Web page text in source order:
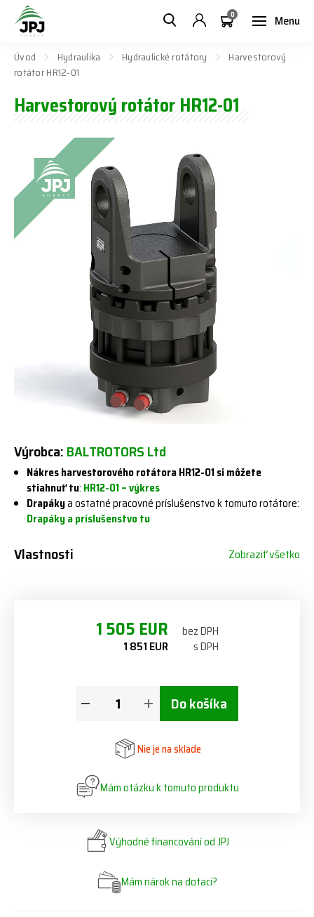
Menu
0
Úvod Hydraulika Hydraulické rotátory
Harvestorový
rotátor HR12-01
Harvestorový rotátor HR12-01
Výrobca:BALTROTORS Ltd
Nákres harvestorového rotátora HR12-01 si môžete
stiahnuť tu: HR12-01 – výkres
Drapákya ostatné pracovné príslušenstvo k tomuto rotátore:
Drapáky a príslušenstvo tu
Vlastnosti Zobraziť všetko
1 505 EUR bez DPH
1 851 EUR s DPH
Do košíka
Nie je na sklade
Mám otázku k tomuto produktu
Výhodné financování od JPJ
Mám nárok na dotaci?